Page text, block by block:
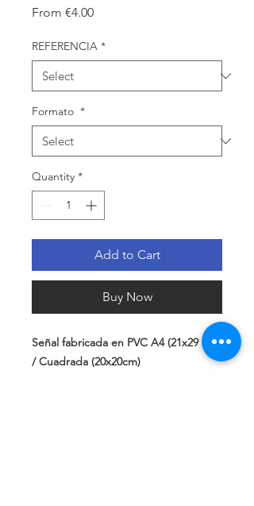
From €4.00Sale
REFERENCIA *
Formato *
Quantity *
Add to Cart
Buy Now
Señal fabricada en PVC A4 (21x29 cm)
/ Cuadrada (20x20cm)